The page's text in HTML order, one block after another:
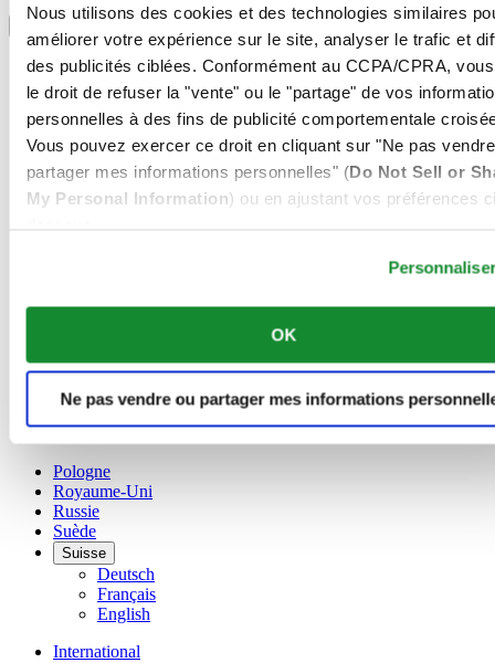
Nous utilisons des cookies et des technologies similaires
améliorer votre expérience sur le site, analyser le trafic et
des publicités ciblées. Conformément au CCPA/CPRA,
le droit de refuser la "vente" ou le "partage" de vos
personnelles à des fins de publicité comportementale
Vous pouvez exercer ce droit en cliquant sur "Ne pas
partager mes informations personnelles" (Do Not Sell or
My Personal Information) ou en ajustant vos préférences
OK
Ne pas vendre ou partager mes informations
Allemagne
Autriche
Dutch
Français
Chine
English
France
English
Français
Norvège
Pays-Bas
Pologne
Royaume-Uni
Russie
Suède
Suisse
Deutsch
Français
English
International